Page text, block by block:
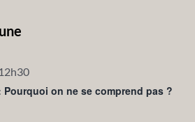
12h30
Pourquoi on ne se comprend pas ?